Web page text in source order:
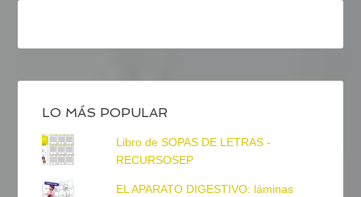
LO MÁS POPULAR
Libro de SOPAS DE LETRAS -
RECURSOSEP
EL APARATO DIGESTIVO: láminas